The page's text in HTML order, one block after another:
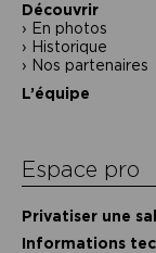
Découvrir
En photos
Historique
Nos partenaires
L’équipe
Espace pro
Privatiser une
Informations